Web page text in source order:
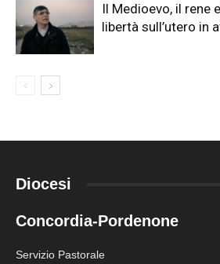
Il Medioevo, il rene
libertà sull’utero in
Diocesi
Concordia-Pordenone
Servizio Pastorale